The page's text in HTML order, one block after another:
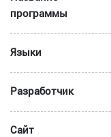
программы
Языки
Разработчик
Сайт